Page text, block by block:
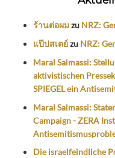
ร้านต่อผมzu NRZ:
แป๊ปสเตย์zu NRZ:
Maral Salmassi:
aktivistischen
SPIEGEL ein
Maral Salmassi:
Campaign - ZERA
Die israelfeindliche